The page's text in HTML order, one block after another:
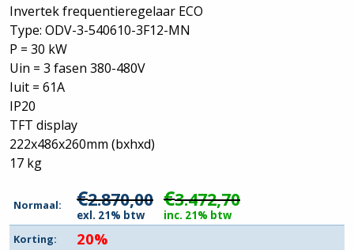
Invertek frequentieregelaar ECO
Type: ODV-3-540610-3F12-MN
P = 30 kW
Uin = 3 fasen 380-480V
Iuit = 61A
IP20
TFT display
222x486x260mm (bxhxd)
17 kg
Normaal: €2.870,00
exl. 21% btw
€3.472,70
inc. 21% btw
Korting:
20%